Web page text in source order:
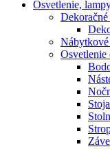
Osvetlenie,
Osvetlenie